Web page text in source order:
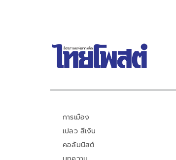
การเมือง
เปลว สีเงิน
คอลัมนิสต์